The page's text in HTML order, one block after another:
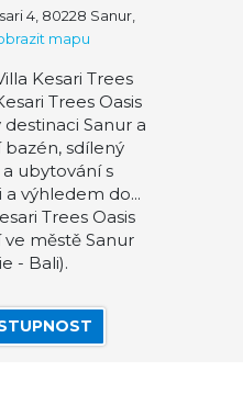
4, 80228 Sanur,
mapu
Kesari Trees
Trees Oasis
Sanur a
sdílený
ubytování s
výhledem do...
Trees Oasis
městě Sanur
- Bali).